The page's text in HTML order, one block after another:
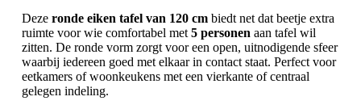
Deze ronde eiken tafel van 120 cmbiedt net dat beetje extra
ruimte voor wie comfortabel met 5 personen aan tafel wil
zitten. De ronde vorm zorgt voor een open, uitnodigende sfeer
waarbij iedereen goed met elkaar in contact staat. Perfect voor
eetkamers of woonkeukens met een vierkante of centraal
gelegen indeling.